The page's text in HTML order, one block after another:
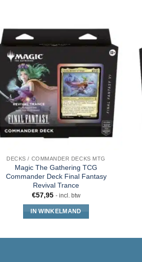
DECKS / COMMANDER DECKS MTG
Magic The Gathering TCG
Commander Deck Final Fantasy
Revival Trance
€57,95 - incl. btw
IN WINKELMAND